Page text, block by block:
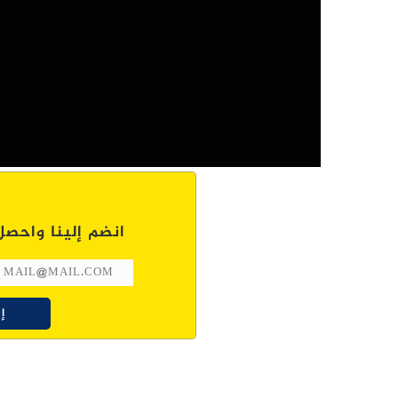
انضم إلينا